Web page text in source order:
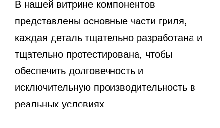
В нашей витрине компонентов
представлены основные части гриля,
каждая деталь тщательно разработана и
тщательно протестирована, чтобы
обеспечить долговечность и
исключительную производительность в
реальных условиях.